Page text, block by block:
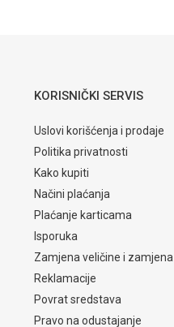
KORISNIČKI SERVIS
Uslovi korišćenja i prodaje
Politika privatnosti
Kako kupiti
Načini plaćanja
Plaćanje karticama
Isporuka
Zamjena veličine i
Reklamacije
Povrat sredstava
Pravo na odustajanje